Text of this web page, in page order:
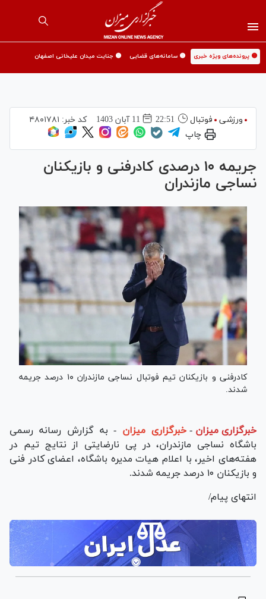
🟡 پرونده‌های ویژه خبری 🟡 سامانه‌های قضایی 🟡 جنایت میدان علیخانی اصفهان
ورزشی فوتبال 22:51 11 آبان 1403 کد خبر: ۴۸۰۱۷۸۱
چاپ
جریمه ۱۰ درصدی کادرفنی و بازیکنان
نساجی مازندران
کادرفنی و بازیکنان تیم فوتبال نساجی مازندران ۱۰ درصد جریمه
شدند.
خبرگزاری میزان - خبرگزاری میزان - به گزارش رسانه رسمی
باشگاه نساجی مازندران، در پی نارضایتی از نتایج تیم در
هفته‌های اخیر، با اعلام هیات مدیره باشگاه، اعضای کادر فنی
و بازیکنان ۱۰ درصد جریمه شدند.
انتهای پیام/